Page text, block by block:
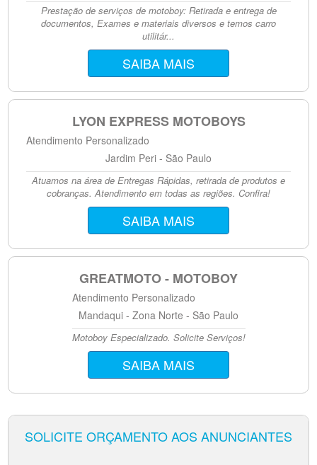
Prestação de serviços de motoboy: Retirada e entrega de
documentos, Exames e materiais diversos e temos carro
utilitár...
SAIBA MAIS
LYON EXPRESS MOTOBOYS
Atendimento Personalizado
Jardim Peri - São Paulo
Atuamos na área de Entregas Rápidas, retirada de produtos e
cobranças. Atendimento em todas as regiões. Confira!
SAIBA MAIS
GREATMOTO - MOTOBOY
Atendimento Personalizado
Mandaqui - Zona Norte - São Paulo
Motoboy Especializado. Solicite Serviços!
SAIBA MAIS